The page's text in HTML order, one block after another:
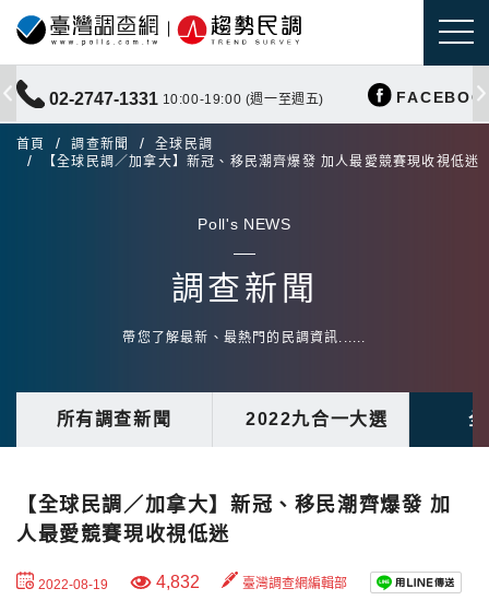
02-2747-1331 10:00-19:00 (週一至週五)
首頁 調查新聞
全球民調
【全球民調／加拿大】新冠、移民潮齊爆發 加人最愛競賽現收視低迷
Poll's NEWS
調查新聞
帶您了解最新、最熱門的民調資訊......
所有調查新聞 2022九合一大選
【全球民調／加拿大】新冠、移民潮齊爆發 加
人最愛競賽現收視低迷
2022-08-19 4,832 臺灣調查網編輯部